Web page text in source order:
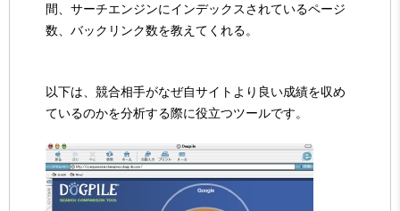
間、サーチエンジンにインデックスされているページ
数、バックリンク数を教えてくれる。
以下は、競合相手がなぜ自サイトより良い成績を収め
ているのかを分析する際に役立つツールです。